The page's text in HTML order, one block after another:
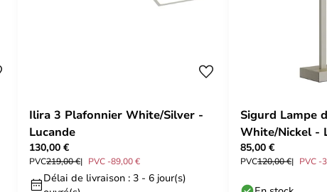
Ilira 3 Plafonnier White/Silver -
Lucande
130,00 €
PVC219,00 € PVC -89,00 €
Délai de livraison : 3 - 6 jour(s)
Sigurd Lampe
White/Nickel -
85,00 €
PVC120,00 € PVC -